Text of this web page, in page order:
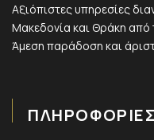
Αξιόπιστες υπηρεσίες
Μακεδονία και Θράκη από
Άμεση παράδοση και
ΠΛΗΡΟΦΟΡΙΕΣ